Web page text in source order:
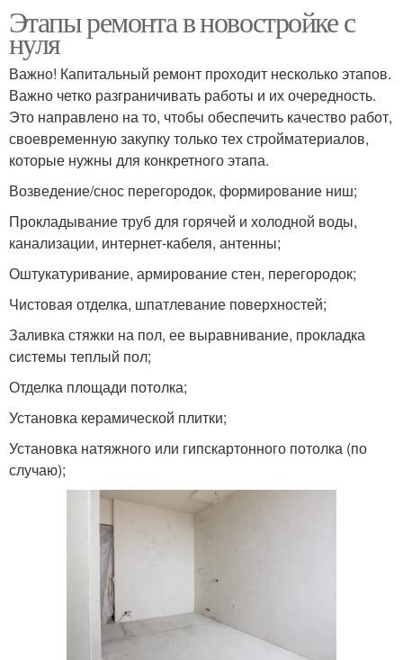
Этапы ремонта в новостройке с
нуля
Важно! Капитальный ремонт проходит несколько этапов.
Важно четко разграничивать работы и их очередность.
Это направлено на то, чтобы обеспечить качество работ,
своевременную закупку только тех стройматериалов,
которые нужны для конкретного этапа.
Возведение/снос перегородок, формирование ниш;
Прокладывание труб для горячей и холодной воды,
канализации, интернет-кабеля, антенны;
Оштукатуривание, армирование стен, перегородок;
Чистовая отделка, шпатлевание поверхностей;
Заливка стяжки на пол, ее выравнивание, прокладка
системы теплый пол;
Отделка площади потолка;
Установка керамической плитки;
Установка натяжного или гипскартонного потолка (по
случаю);